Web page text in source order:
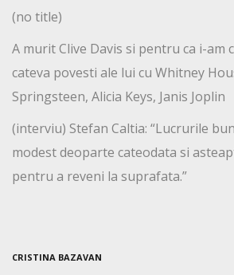
(no title)
A murit Clive Davis si pentru ca i-am
cateva povesti ale lui cu Whitney
Springsteen, Alicia Keys, Janis Joplin
(interviu) Stefan Caltia: “Lucrurile
modest deoparte cateodata si
pentru a reveni la suprafata.”
CRISTINA BAZAVAN